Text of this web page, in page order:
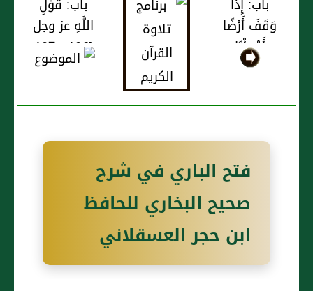
باب: إِذَا
وَقَفَ أَرْضًا
أَوْ بِئْرًا
وَاشْتَرَطَ
دِلاَءِ
باب: قَوْلِ
اللَّهِ عز وجل
[106 - 107
المائدة]:
الَّذِينَ آمَنُوا
بَيْنِكُمْ إِذَا
الْمَوْتُ حِينَ
عَدْلٍ مِنْكُمْ
أَوْ آخَرَانِ مِنْ
فتح الباري في شرح
صحيح البخاري للحافظ
ابن حجر العسقلاني